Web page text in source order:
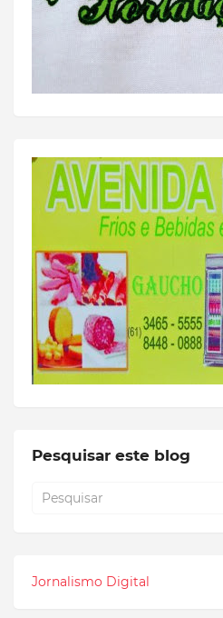
Pesquisar este blog
Jornalismo Digital